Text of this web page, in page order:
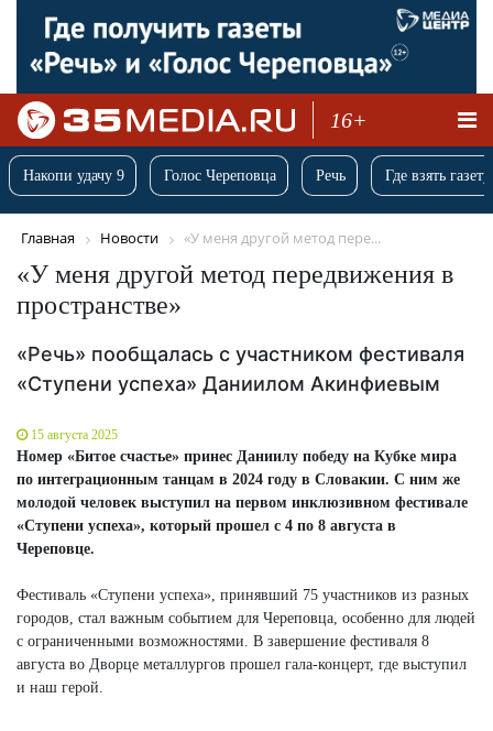
16+
Накопи удачу 9 Голос Череповца Речь Где взять
Главная Новости «У меня другой метод пере...
«У меня другой метод передвижения в
пространстве»
«Речь» пообщалась с участником фестиваля
«Ступени успеха» Даниилом Акинфиевым
15 августа 2025
Номер «Битое счастье» принес Даниилу победу на Кубке мира
по интеграционным танцам в 2024 году в Словакии. С ним же
молодой человек выступил на первом инклюзивном фестивале
«Ступени успеха», который прошел с 4 по 8 августа в
Череповце.
Фестиваль «Ступени успеха», принявший 75 участников из разных
городов, стал важным событием для Череповца, особенно для людей
с ограниченными возможностями. В завершение фестиваля 8
августа во Дворце металлургов прошел гала-концерт, где выступил
и наш герой.